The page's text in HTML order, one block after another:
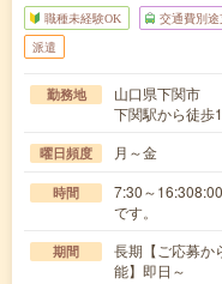
職種未経験OK 交通費別途
派遣
勤務地
山口県下関市
下関駅から徒歩
曜日頻度 月～金
時間
7:30～
です。
期間
長期【ご応募か
能】即日～